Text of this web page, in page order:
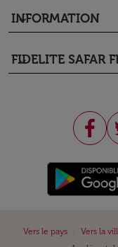
INFORMATION
keyboard_arrow_down
FIDELITE SAFAR
keyboard_arrow_down
Vers le pays Vers la